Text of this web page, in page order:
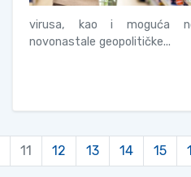
virusa, kao i moguća
novonastale geopolitičke...
11 12 13 14 15